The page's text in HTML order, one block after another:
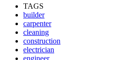
TAGS
builder
carpenter
cleaning
construction
electrician
engineer